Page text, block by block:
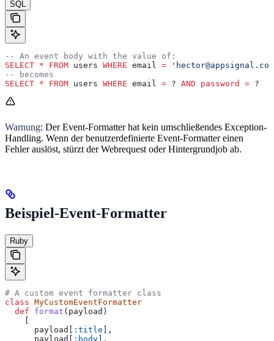
SQL
-- An event body with the value of:
SELECT * FROM users WHERE email =
-- becomes
SELECT * FROM users WHERE email = ? AND password = ?
Warnung: Der Event-Formatter hat kein umschließendes Exception-
Handling. Wenn der benutzerdefinierte Event-Formatter einen
Fehler auslöst, stürzt der Webrequest oder Hintergrundjob ab.
Beispiel-Event-Formatter
Ruby
# A custom event formatter class
class MyCustomEventFormatter
  def
format ( payload )
    [
      payload[
:title ],
      payload[
:body],